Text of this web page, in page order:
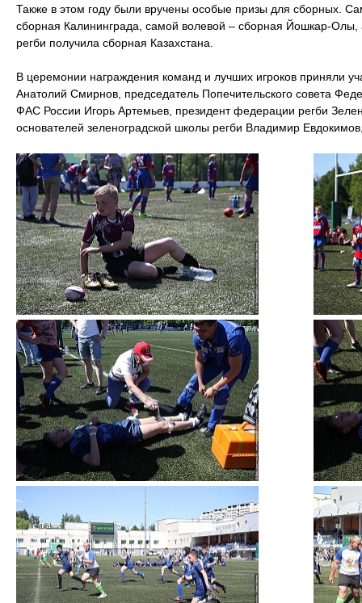
Также в этом году были вручены особые призы для сборных.
сборная Калининграда, самой волевой – сборная Йошкар-Олы,
регби получила сборная Казахстана.
В церемонии награждения команд и лучших игроков приняли
Анатолий Смирнов, председатель Попечительского совета
ФАС России Игорь Артемьев, президент федерации регби
основателей зеленоградской школы регби Владимир